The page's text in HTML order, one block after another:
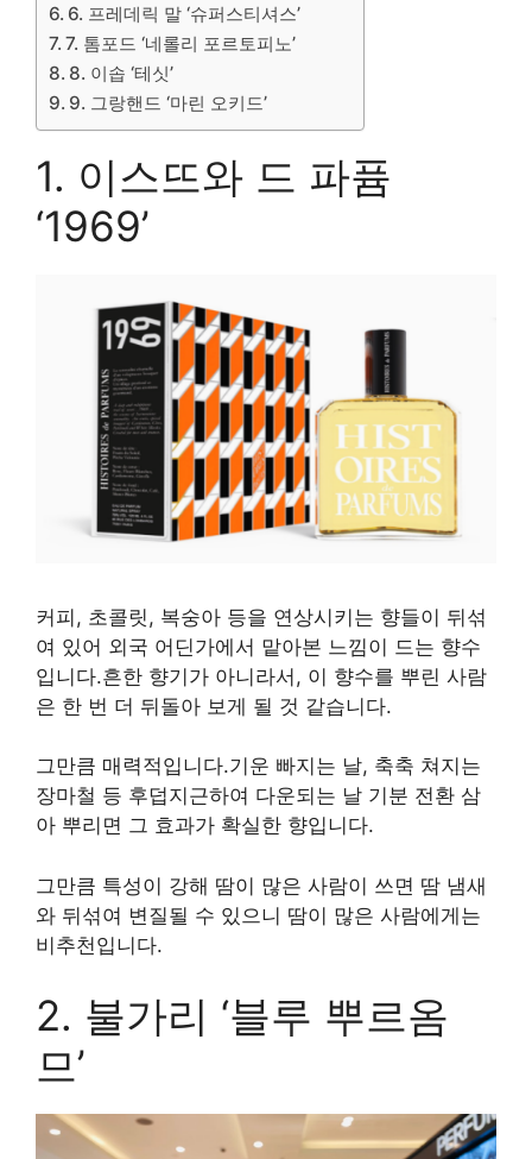
6. 프레데릭 말 ‘슈퍼스티셔스’
7. 톰포드 ‘네롤리 포르토피노’
8. 이솝 ‘테싯’
9. 그랑핸드 ‘마린 오키드’
1. 이스뜨와 드 파퓸
‘1969’
커피, 초콜릿, 복숭아 등을 연상시키는 향들이 뒤섞
여 있어 외국 어딘가에서 맡아본 느낌이 드는 향수
입니다.흔한 향기가 아니라서, 이 향수를 뿌린 사람
은 한 번 더 뒤돌아 보게 될 것 같습니다.
그만큼 매력적입니다.기운 빠지는 날, 축축 쳐지는
장마철 등 후덥지근하여 다운되는 날 기분 전환 삼
아 뿌리면 그 효과가 확실한 향입니다.
그만큼 특성이 강해 땀이 많은 사람이 쓰면 땀 냄새
와 뒤섞여 변질될 수 있으니 땀이 많은 사람에게는
비추천입니다.
2. 불가리 ‘블루 뿌르옴
므’